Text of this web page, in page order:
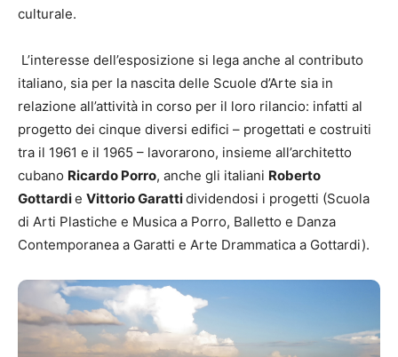
culturale.
L’interesse dell’esposizione si lega anche al contributo
italiano, sia per la nascita delle Scuole d’Arte sia in
relazione all’attività in corso per il loro rilancio: infatti al
progetto dei cinque diversi edifici – progettati e costruiti
tra il 1961 e il 1965 – lavorarono, insieme all’architetto
cubano Ricardo Porro, anche gli italiani Roberto
Gottardie Vittorio Garattidividendosi i progetti (Scuola
di Arti Plastiche e Musica a Porro, Balletto e Danza
Contemporanea a Garatti e Arte Drammatica a Gottardi).